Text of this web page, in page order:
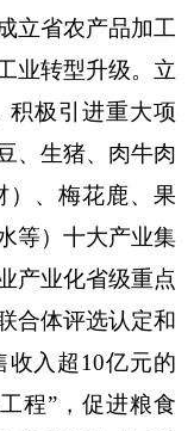
立省农产品加工
业转型升级。立
积极引进重大项
、生猪、肉牛肉
）、梅花鹿、果
等）十大产业集
产业化省级重点
合体评选认定和
收入超10亿元的
程”，促进粮食